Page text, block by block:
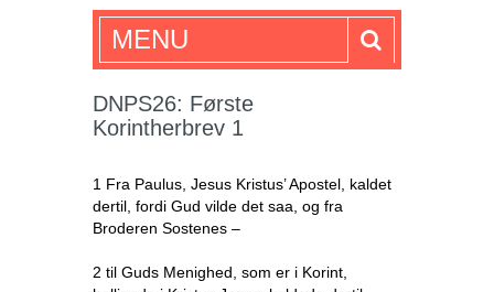
SKRIFTEN
MENU
DNPS26: Første
Korintherbrev 1
1 Fra Paulus, Jesus Kristus’ Apostel, kaldet
dertil, fordi Gud vilde det saa, og fra
Broderen Sostenes –
2 til Guds Menighed, som er i Korint,